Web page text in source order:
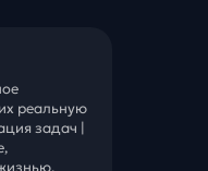
реальную
задач |